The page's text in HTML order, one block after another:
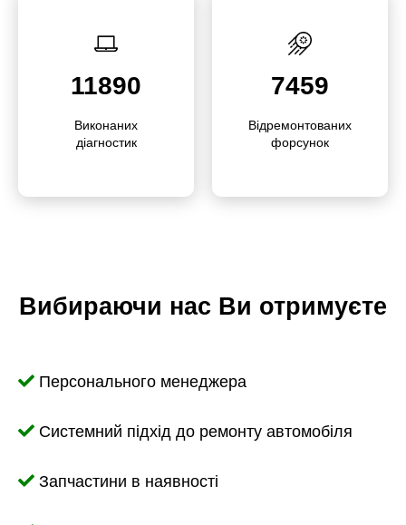
11890
Викона­них
діагностик
7459
Відре­­мон­то­­ваних
форсунок
Вибираючи нас Ви отримуєте
Персонального менеджера
Системний підхід до ремонту автомобіля
Запчастини в наявності